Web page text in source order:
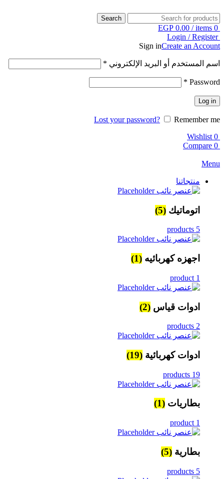
Search
0
items
/
EGP 0.00
Login / Register
Sign inCreate an Account
اسم المستخدم أو البريد الإلكتروني *
Password
*
Log in
Lost your password?
Remember me
0
Wishlist
0
Compare
Menu
منتجاتنا
اتوماتيك (5)
5 products
اجهزه كهربائيه (1)
1 product
ادوات قياس (2)
2 products
ادوات كهربائية (19)
19 products
بطاريات (1)
1 product
بطارية (5)
5 products